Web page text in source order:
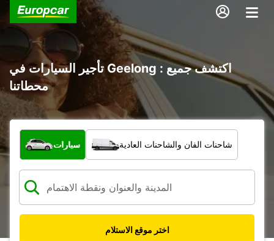
تأجير السيارات في Geelong : اكتشف جميع
محطاتنا
ما نوع المركبة؟
سيارات شاحنات الفان والشاحنات العادية
اختر موقع الاستلام